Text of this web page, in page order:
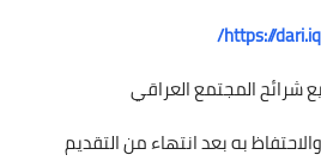
https://dari.iq/
المجتمع العراقي
به بعد انتهاء من التقديم